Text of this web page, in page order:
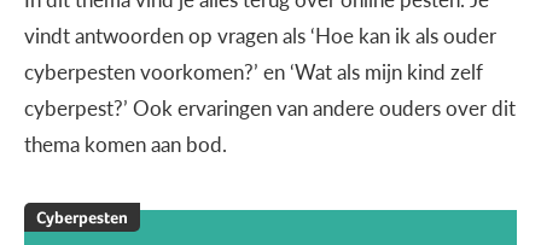
vindt antwoorden op vragen als ‘Hoe kan ik als ouder
cyberpesten voorkomen?’ en ‘Wat als mijn kind zelf
cyberpest?’ Ook ervaringen van andere ouders over dit
thema komen aan bod.
Cyberpesten